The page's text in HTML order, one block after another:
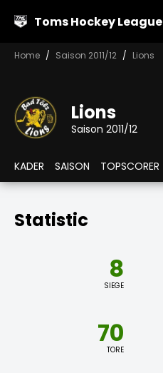
Toms Hockey League
Home Saison 2011/12 Lions
Lions
Saison 2011/12
KADER SAISON TOPSCORER
Statistic
8
SIEGE
70
TORE